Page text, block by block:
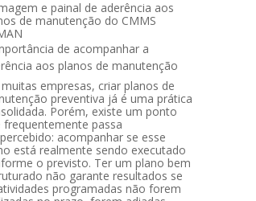
de acompanhar a
aos planos de manutenção
muitas empresas, criar planos de
preventiva já é uma prática
Porém, existe um ponto
frequentemente passa
acompanhar se esse
está realmente sendo executado
o previsto. Ter um plano bem
não garante resultados se
programadas não forem